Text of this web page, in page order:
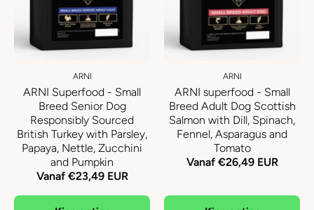
ARNI
ARNI Superfood - Small
Breed Senior Dog
Responsibly Sourced
British Turkey with Parsley,
Papaya, Nettle, Zucchini
and Pumpkin
Vanaf €23,49 EUR
ARNI
ARNI superfood - Small
Breed Adult Dog Scottish
Salmon with Dill, Spinach,
Fennel, Asparagus and
Tomato
Vanaf €26,49 EUR